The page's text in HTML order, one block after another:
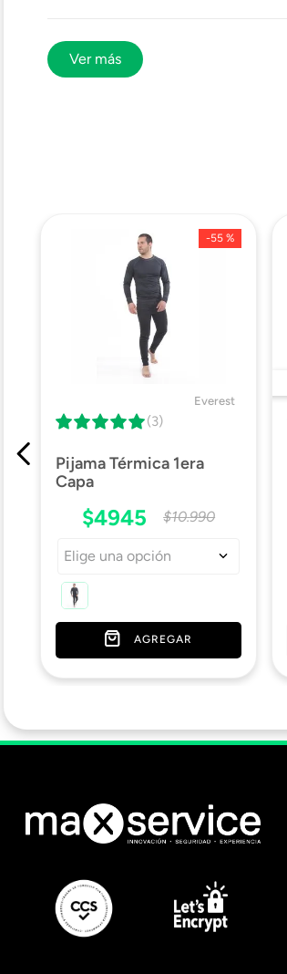
Ver más
-55 %
Everest
(3)
Pijama Térmica 1era
Capa
$4945 $10.990
Elige una opción
AGREGAR